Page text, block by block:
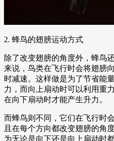
2. 蜂鸟的翅膀运动方式
除了改变翅膀的角度外，蜂鸟
来说，鸟类在飞行时会将翅膀
时减速。这样做是为了节省能
力，而向上扇动时可以利用重
在向下扇动时才能产生升力。
而蜂鸟则不同，它们在飞行时
且在每个方向都改变翅膀的角
为无论是向下还是向上扇动时